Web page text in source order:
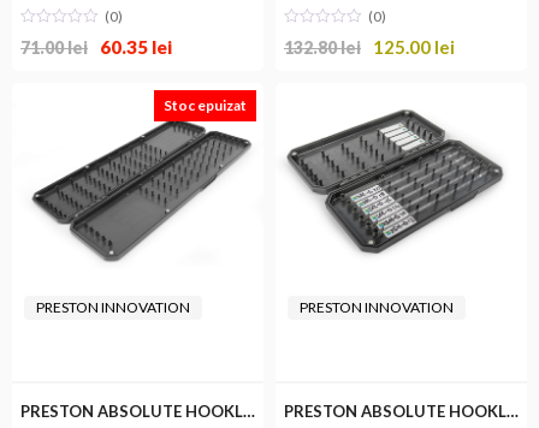
(0)
71.00lei 60.35 lei
(0)
132.80lei 125.00 lei
Stoc epuizat
PRESTON INNOVATION
PRESTON ABSOLUTE HOOKLENGHT BOX LONG
PRESTON INNOVATION
PRESTON ABSOLUTE HOOKLENGHT BOX SHORT